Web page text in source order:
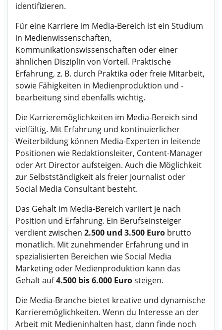
identifizieren.
Für eine Karriere im Media-Bereich ist ein Studium
in Medienwissenschaften,
Kommunikationswissenschaften oder einer
ähnlichen Disziplin von Vorteil. Praktische
Erfahrung, z. B. durch Praktika oder freie Mitarbeit,
sowie Fähigkeiten in Medienproduktion und -
bearbeitung sind ebenfalls wichtig.
Die Karrieremöglichkeiten im Media-Bereich sind
vielfältig. Mit Erfahrung und kontinuierlicher
Weiterbildung können Media-Experten in leitende
Positionen wie Redaktionsleiter, Content-Manager
oder Art Director aufsteigen. Auch die Möglichkeit
zur Selbstständigkeit als freier Journalist oder
Social Media Consultant besteht.
Das Gehalt im Media-Bereich variiert je nach
Position und Erfahrung. Ein Berufseinsteiger
verdient zwischen 2.500 und 3.500 Euro brutto
monatlich. Mit zunehmender Erfahrung und in
spezialisierten Bereichen wie Social Media
Marketing oder Medienproduktion kann das
Gehalt auf4.500 bis 6.000 Eurosteigen.
Die Media-Branche bietet kreative und dynamische
Karrieremöglichkeiten. Wenn du Interesse an der
Arbeit mit Medieninhalten hast, dann finde noch